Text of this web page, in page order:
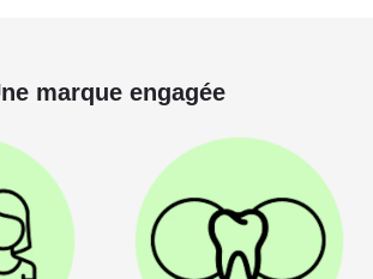
marque engagée